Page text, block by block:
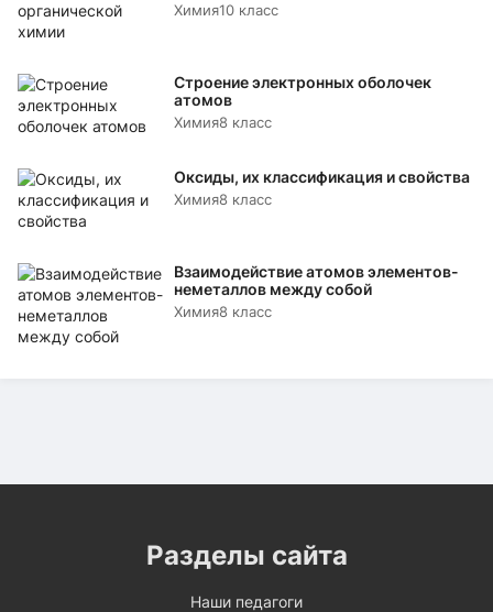
Химия10 класс
Строение электронных оболочек
атомов
Химия8 класс
Оксиды, их классификация и свойства
Химия8 класс
Взаимодействие атомов элементов-
неметаллов между собой
Химия8 класс
Разделы сайта
Наши педагоги